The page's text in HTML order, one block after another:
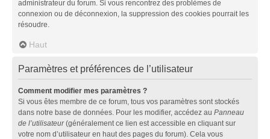
administrateur du forum. Si vous rencontrez des problèmes de
connexion ou de déconnexion, la suppression des cookies pourrait les
résoudre.
Haut
Paramètres et préférences de l’utilisateur
Comment modifier mes paramètres ?
Si vous êtes membre de ce forum, tous vos paramètres sont stockés
dans notre base de données. Pour les modifier, accédez au Panneau
de l’utilisateur(généralement ce lien est accessible en cliquant sur
votre nom d’utilisateur en haut des pages du forum). Cela vous